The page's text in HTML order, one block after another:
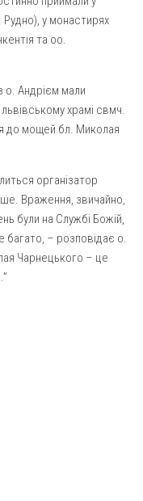
(с. Дашківка)
(с. Вільховатка)
(с. Засулля)
(м. Кременчук)
(м. Лубни)
Суми)
(м. Охтирка)
сестер Згромадження
Рудно), у монастирях
та оо.
о. Андрієм мали
храмі свмч.
до мощей бл. Миколая
організатор
Враження, звичайно,
були на Службі Божій,
багато, – розповідає о.
Чарнецького – це